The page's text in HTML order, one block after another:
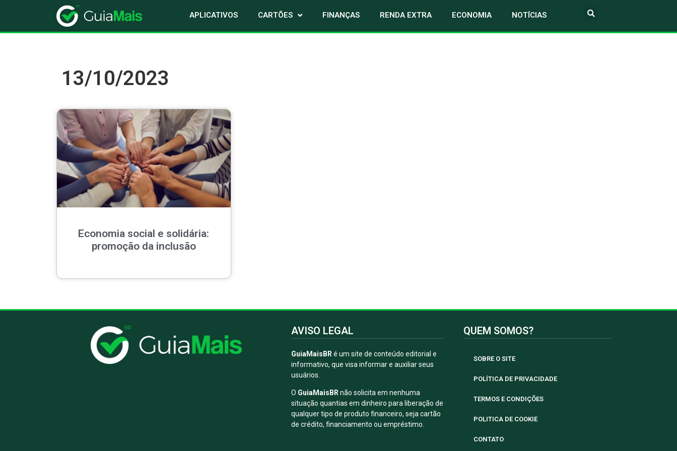
APLICATIVOS CARTÕES FINANÇAS RENDA EXTRA ECONOMIA NOTÍCIAS
13/10/2023
Economia social e solidária:
promoção da inclusão
AVISO LEGAL
GuiaMaisBR é um site de conteúdo editorial e
informativo, que visa informar e auxiliar seus
usuários.
O GuiaMaisBRnão solicita em nenhuma
situação quantias em dinheiro para liberação de
qualquer tipo de produto financeiro, seja cartão
de crédito, financiamento ou empréstimo.
QUEM SOMOS?
SOBRE O SITE
POLÍTICA DE PRIVACIDADE
TERMOS E CONDIÇÕES
POLITICA DE COOKIE
CONTATO